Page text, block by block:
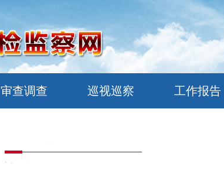
审查调查 巡视巡察 工作报告